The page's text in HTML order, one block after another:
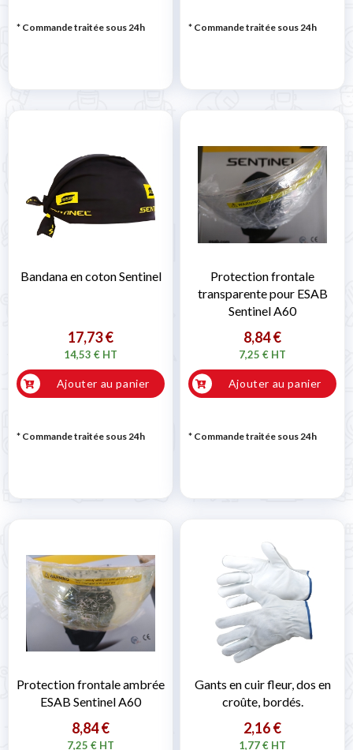
* Commande traitée sous 24h * Commande traitée sous 24h
Bandana en coton Sentinel
17,73 €
14,53 € HT
Ajouter au panier
* Commande traitée sous 24h
Protection frontale
transparente pour ESAB
Sentinel A60
8,84 €
7,25 € HT
Ajouter au panier
* Commande traitée sous 24h
Protection frontale ambrée
ESAB Sentinel A60
8,84 €
7,25 € HT
Gants en cuir fleur, dos en
croûte, bordés.
2,16 €
1,77 € HT